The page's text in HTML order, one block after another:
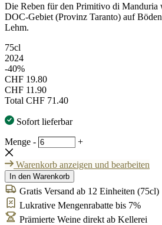
Die Reben für den Primitivo di Manduria
DOC-Gebiet (Provinz Taranto) auf
Lehm.
75cl
2024
-40%
CHF 19.80
CHF 11.90
Total CHF 71.40
Sofort lieferbar
Menge - +
Warenkorb anzeigen und bearbeiten
In den Warenkorb
Gratis Versand ab 12 Einheiten (75cl)
Lukrative Mengenrabatte bis 7%
Prämierte Weine direkt ab Kellerei